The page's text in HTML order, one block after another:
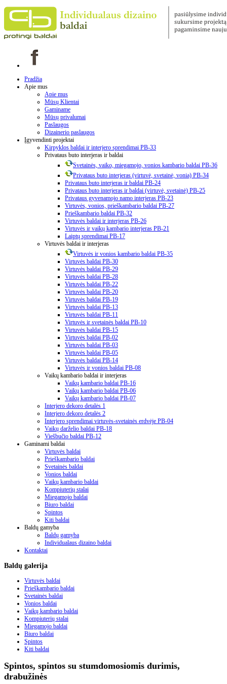
Pradžia
Apie mus
Apie mus
Mūsų Klientai
Gaminame
Mūsų privalumai
Paslaugos
Dizainerio paslaugos
Įgyvendinti projektai
Kirpyklos baldai ir interjero sprendimai PB-33
Privataus buto interjeras ir baldai
Svetainės, vaiko, miegamojo, vonios kambario baldai PB-36
Privataus buto interjeras (virtuvė, svetainė, vonia) PB-34
Privataus buto interjeras ir baldai PB-24
Privataus buto interjeras ir baldai (virtuvė, svetainė) PB-25
Privataus gyvenamojo namo interjeras PB-23
Virtuvės, vonios, prieškambario baldai PB-27
Prieškambario baldai PB-32
Virtuvės baldai ir interjeras PB-26
Virtuvės ir vaikų kambario interjeras PB-21
Laiptų sprendimai PB-17
Virtuvės baldai ir interjeras
Virtuvės ir vonios kambario baldai PB-35
Virtuvės baldai PB-30
Virtuvės baldai PB-29
Virtuvės baldai PB-28
Virtuvės baldai PB-22
Virtuvės baldai PB-20
Virtuvės baldai PB-19
Virtuvės baldai PB-13
Virtuvės baldai PB-11
Virtuvės ir svetainės baldai PB-10
Virtuvės baldai PB-15
Virtuvės baldai PB-02
Virtuvės baldai PB-03
Virtuvės baldai PB-05
Virtuvės baldai PB-14
Virtuvės ir vonios baldai PB-08
Vaikų kambario baldai ir interjeras
Vaikų kambario baldai PB-16
Vaikų kambario baldai PB-06
Vaikų kambario baldai PB-07
Interjero dekoro detalės 1
Interjero dekoro detalės 2
Interjero sprendimai virtuvės-svetainės erdvėje PB-04
Vaikų darželio baldai PB-18
Viešbučio baldai PB-12
Gaminami baldai
Virtuvės baldai
Prieškambario baldai
Svetainės baldai
Vonios baldai
Vaikų kambario baldai
Kompiuterių stalai
Miegamojo baldai
Biuro baldai
Spintos
Kiti baldai
Baldų gamyba
Baldų gamyba
Individualaus dizaino baldai
Kontaktai
Baldų galerija
Virtuvės baldai
Prieškambario baldai
Svetainės baldai
Vonios baldai
Vaikų kambario baldai
Kompiuterių stalai
Miegamojo baldai
Biuro baldai
Spintos
Kiti baldai
Spintos, spintos su stumdomosiomis durimis,
drabužinės